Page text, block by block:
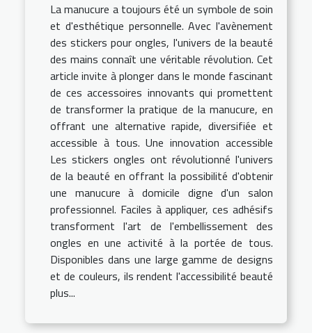
La manucure a toujours été un symbole de soin
et d'esthétique personnelle. Avec l'avènement
des stickers pour ongles, l'univers de la beauté
des mains connaît une véritable révolution. Cet
article invite à plonger dans le monde fascinant
de ces accessoires innovants qui promettent
de transformer la pratique de la manucure, en
offrant une alternative rapide, diversifiée et
accessible à tous. Une innovation accessible
Les stickers ongles ont révolutionné l'univers
de la beauté en offrant la possibilité d'obtenir
une manucure à domicile digne d'un salon
professionnel. Faciles à appliquer, ces adhésifs
transforment l'art de l'embellissement des
ongles en une activité à la portée de tous.
Disponibles dans une large gamme de designs
et de couleurs, ils rendent l'accessibilité beauté
plus...